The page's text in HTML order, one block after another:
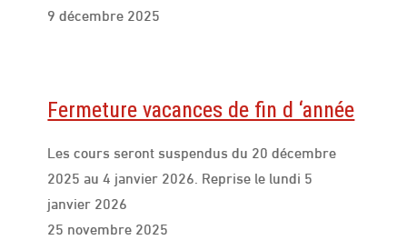
9 décembre 2025
Fermeture vacances de fin d ‘année
Les cours seront suspendus du 20 décembre
2025 au 4 janvier 2026. Reprise le lundi 5
janvier 2026
25 novembre 2025